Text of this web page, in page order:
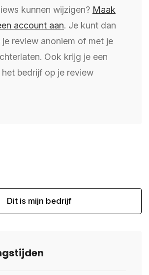
kunnen wijzigen? Maak
account aan. Je kunt dan
review anoniem of met je
Ook krijg je een
bedrijf op je review
Dit is mijn bedrijf